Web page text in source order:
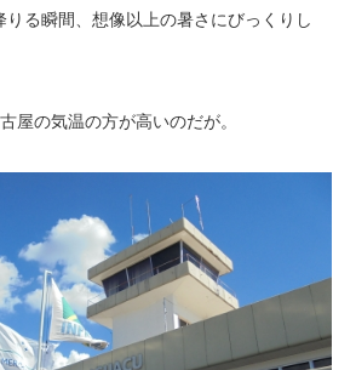
る瞬間、想像以上の暑さにびっくりし
屋の気温の方が高いのだが。